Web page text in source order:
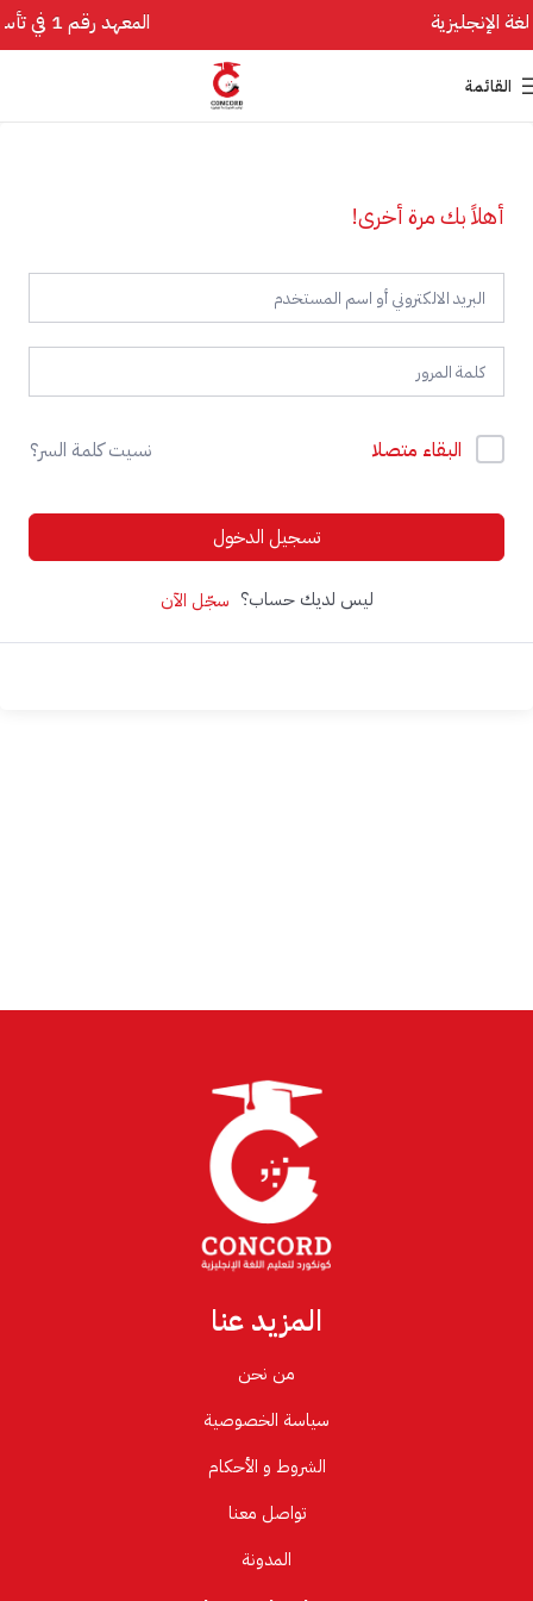
المعهد رقم 1 في تأسيس اللغة الإنجليزية
القائمة
أهلاً بك مرة أخرى!
البقاء متصلا نسيت كلمة السر؟
تسجيل الدخول
ليس لديك حساب؟ سجّل الآن
المزيد عنا
من نحن
سياسة الخصوصية
الشروط و الأحكام
تواصل معنا
المدونة